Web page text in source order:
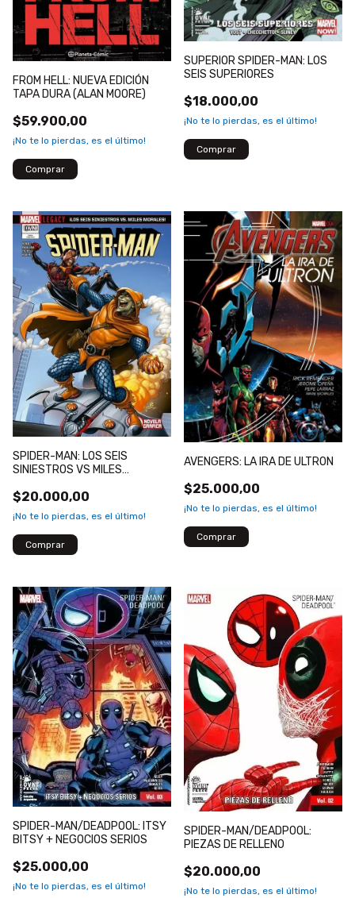
FROM HELL: NUEVA EDICIÓN
TAPA DURA (ALAN MOORE)
$59.900,00
¡No te lo pierdas, es el último!
SUPERIOR SPIDER-MAN: LOS
SEIS SUPERIORES
$18.000,00
¡No te lo pierdas, es el último!
SPIDER-MAN: LOS SEIS
SINIESTROS VS MILES
$20.000,00
¡No te lo pierdas, es el último!
AVENGERS: LA IRA DE ULTRON
$25.000,00
¡No te lo pierdas, es el último!
SPIDER-MAN/DEADPOOL: ITSY
BITSY + NEGOCIOS SERIOS
$25.000,00
¡No te lo pierdas, es el último!
SPIDER-MAN/DEADPOOL:
PIEZAS DE RELLENO
$20.000,00
¡No te lo pierdas, es el último!